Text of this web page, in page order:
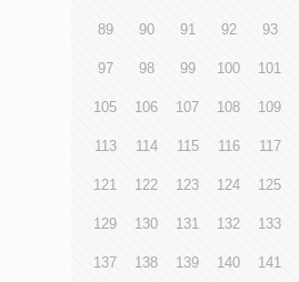
89 90 91 92 93
97 98 99 100 101
105 106 107 108 109
113 114 115 116 117
121 122 123 124 125
129 130 131 132 133
137 138 139 140 141